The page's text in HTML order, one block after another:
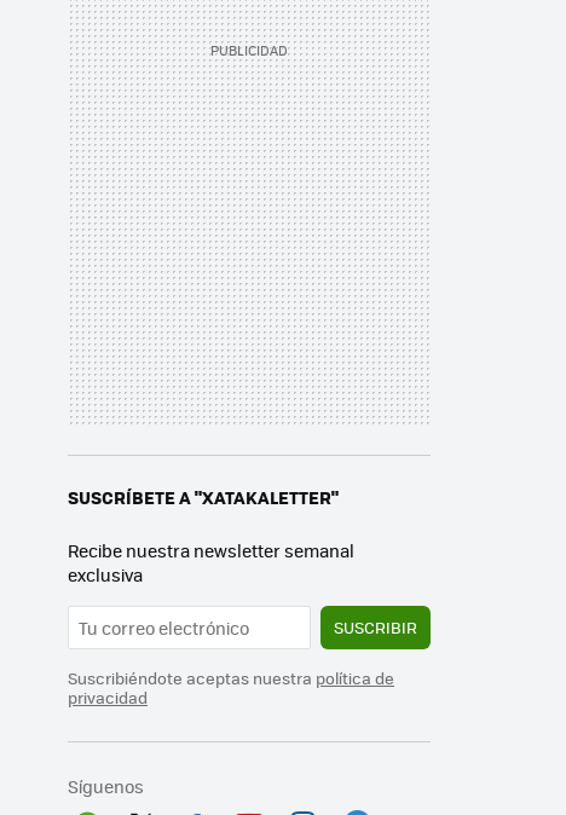
SUSCRÍBETE A "XATAKALETTER"
Recibe nuestra newsletter semanal
exclusiva
SUSCRIBIR
Suscribiéndote aceptas nuestra política de
privacidad
Síguenos